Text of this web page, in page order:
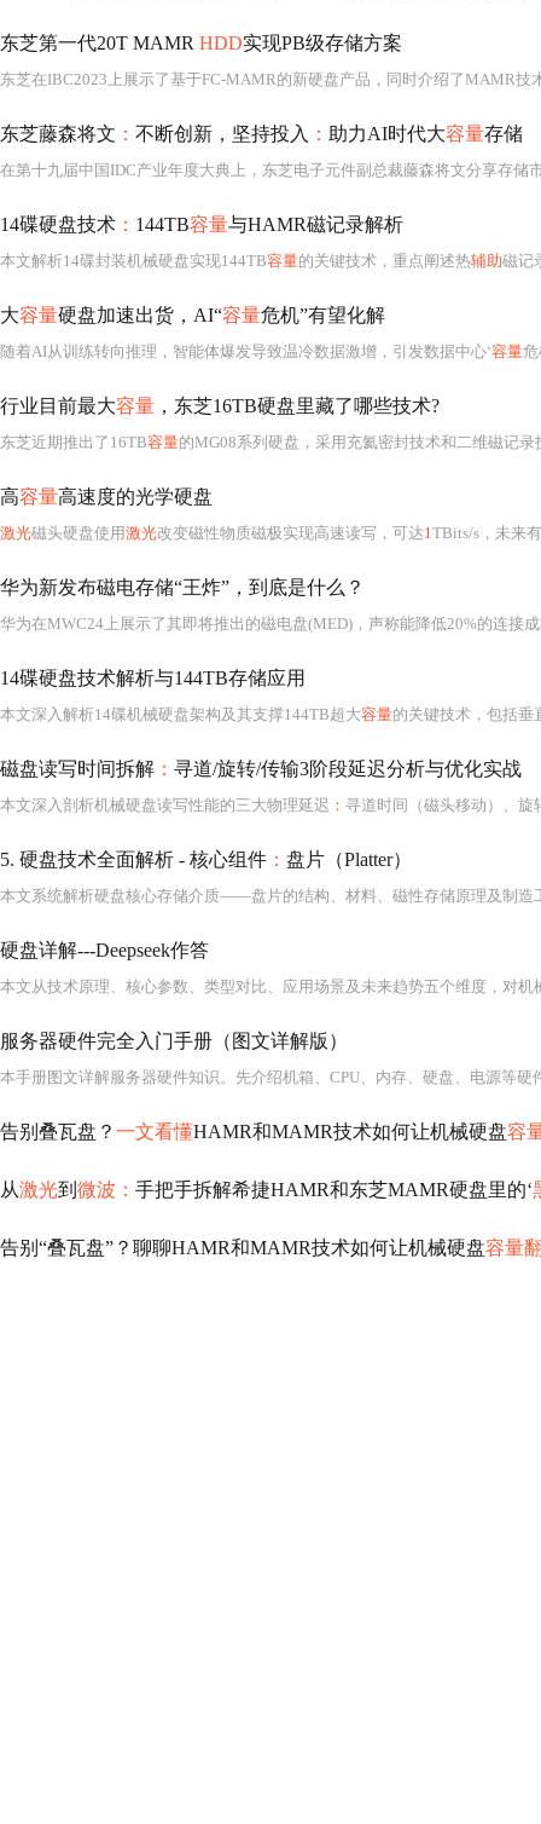
东芝第一代20T MAMR HDD实现PB级存储方案
东芝藤森将文 ： 不断创新，坚持投入 ： 助力AI时代大容量存储
在第十九届中国IDC产业年度大典上，东芝电子元件副总裁藤森将文分享存储
14碟硬盘技术 ： 144TB容量与HAMR磁记录解析
本文解析14碟封装机械硬盘实现144TB容量的关键技术，重点阐述热辅助磁记录（HAMR）如何突破
大容量硬盘加速出货，AI“容量危机”有望化解
随着AI从训练转向推理，智能体爆发导致温冷数据激增，引发数据中心‘容量危机’
行业目前最大容量 ，东芝16TB硬盘里藏了哪些技术?
东芝近期推出了16TB容量的MG08系列硬盘，采用充氦密封技术和二维磁记录技术，专为企业级存储设计。新产
高容量高速度的光学硬盘
激光磁头硬盘使用激光改变磁性物质磁极实现高速读写，可达1TBits/s，未来有望达
华为新发布磁电存储“王炸”，到底是什么？
14碟硬盘技术解析与144TB存储应用
本文深入解析14碟机械硬盘架构及其支撑144TB超大容量的关键技术，包括垂
磁盘读写时间拆解 ： 寻道/旋转/传输3阶段延迟分析与优化实战
本文深入剖析机械硬盘读写性能的三大物理延迟 ： 寻道时间（磁头移动）、旋转延迟（等待扇区对齐）和传输时间（数据读取）。通过量化模型对比不同转速硬盘的延迟差异，结合Linux I/O调度算法、文件系统
5. 硬盘技术全面解析 - 核心组件 ： 盘片（Platter）
硬盘详解---Deepseek作答
服务器硬件完全入门手册（图文详解版）
本手册图文详解服务器硬件知识。先介绍机箱、CPU、内存、硬盘、电源等硬
告别叠瓦盘？ 一文看懂HAMR和MAMR技术如何让机械硬盘容
从激光到 微波： 手把手拆解希捷HAMR和东芝MAMR硬盘里的‘
告别“叠瓦盘”？聊聊HAMR和MAMR技术如何让机械硬盘容量